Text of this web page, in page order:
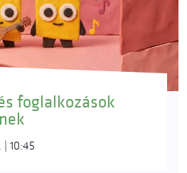
foglalkozások
10:45